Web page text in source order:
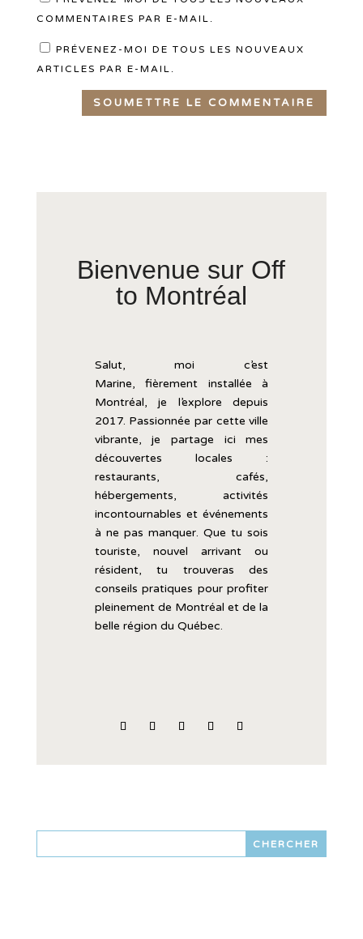
COMMENTAIRES PAR E-MAIL.
PRÉVENEZ-MOI DE TOUS LES NOUVEAUX
ARTICLES PAR E-MAIL.
SOUMETTRE LE COMMENTAIRE
Bienvenue sur Off
to Montréal
Salut, moi c’est
Marine,
fièrement installéeà
Montréal, je l’exploredepuis
2017. Passionnéepar cetteville
vibrante,jepartage icimes
découvertes locales :
restaurants,cafés,
hébergements,activités
incontournables etévénements
à ne pasmanquer.Quetusois
touriste, nouvelarrivantou
résident,tu trouverasdes
conseilspratiques pourprofiter
pleinement de Montréaletdela
belle région du Québec.